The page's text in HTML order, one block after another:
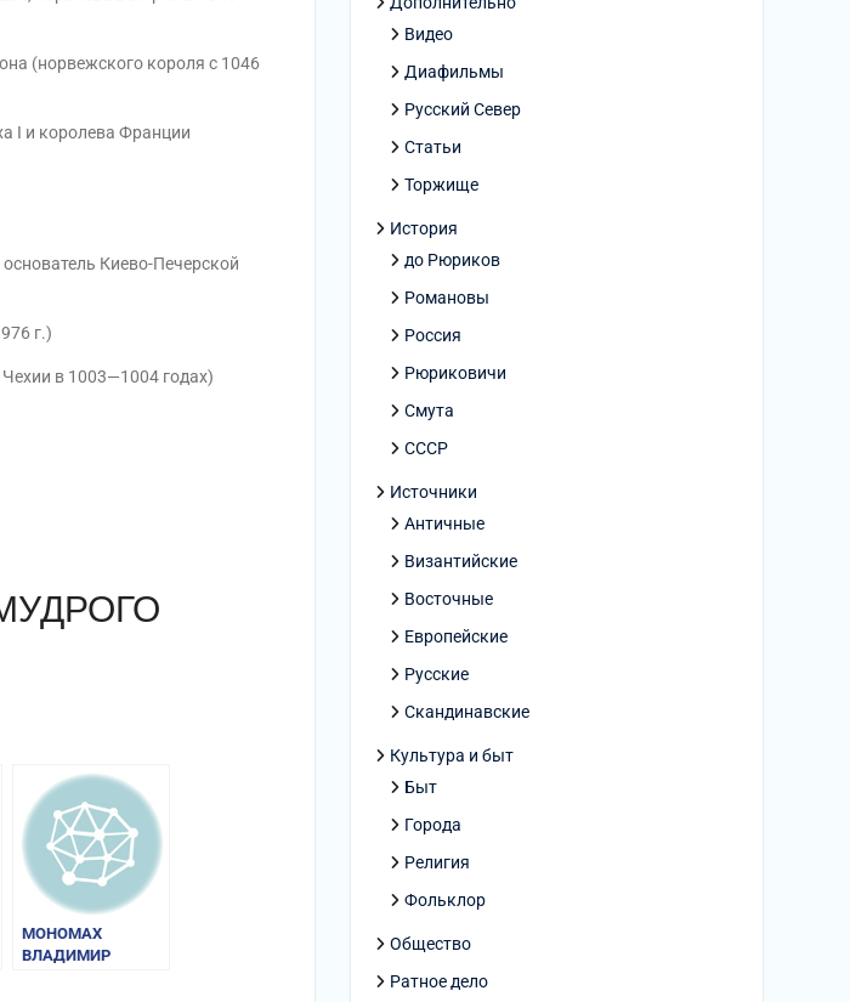
(норвежского короля с 1046
I и королева Франции
Киево-Печерской
г.)
в 1003—1004 годах)
МОНОМАХ
ВЛАДИМИР
Видео
Диафильмы
Русский Север
Статьи
Торжище
История
до Рюриков
Романовы
Россия
Рюриковичи
Смута
СССР
Источники
Античные
Византийские
Восточные
Европейские
Русские
Скандинавские
Культура и быт
Быт
Города
Религия
Фольклор
Общество
Ратное дело